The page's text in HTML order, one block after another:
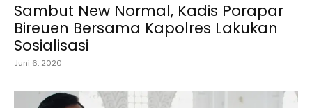
Sambut New Normal, Kadis Porapar
Bireuen Bersama Kapolres Lakukan
Sosialisasi
Juni 6, 2020